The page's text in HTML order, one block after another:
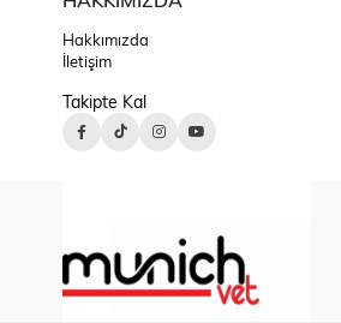
Hakkımızda
İletişim
Takipte Kal